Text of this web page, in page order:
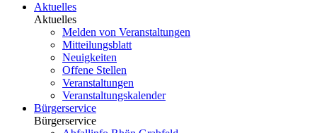
Aktuelles
Aktuelles
Melden von Veranstaltungen
Mitteilungsblatt
Neuigkeiten
Offene Stellen
Veranstaltungen
Veranstaltungskalender
Bürgerservice
Bürgerservice